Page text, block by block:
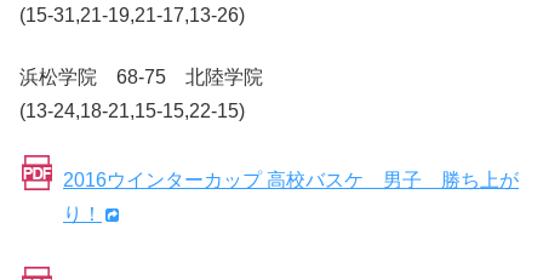
(15-31,21-19,21-17,13-26)
浜松学院 68-75 北陸学院
(13-24,18-21,15-15,22-15)
2016ウインターカップ 高校バスケ 男子 勝ち上が
り！